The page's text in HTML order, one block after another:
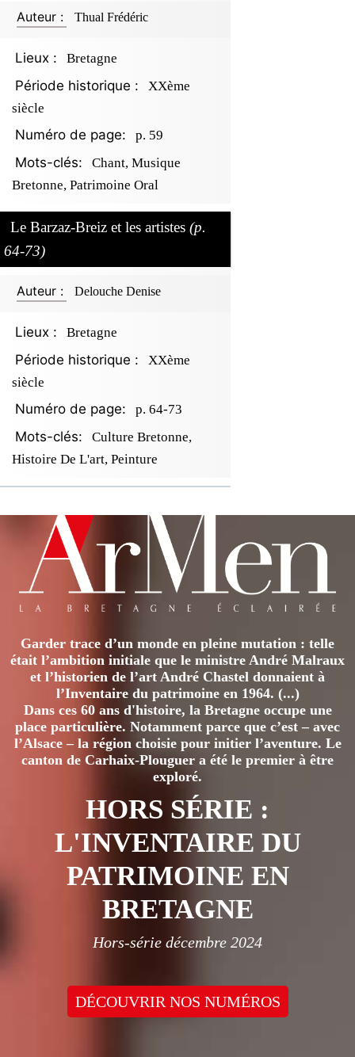
Auteur : Thual Frédéric
Lieux : Bretagne
Période historique :
XXème
siècle
Numéro de page: p. 59
Mots-clés:
Chant, Musique
Bretonne, Patrimoine Oral
Le Barzaz-Breiz et les artistes (p.
64-73)
Auteur : Delouche Denise
Lieux : Bretagne
Période historique :
XXème
siècle
Numéro de page: p. 64-73
Mots-clés:
Culture Bretonne,
Histoire De L'art, Peinture
Garder trace d’un monde en pleine mutation : telle
était l’ambition initiale que le ministre André Malraux
et l’historien de l’art André Chastel donnaient à
l’Inventaire du patrimoine en 1964. (...)
Dans ces 60 ans d'histoire, la Bretagne occupe une
place particulière. Notamment parce que c’est – avec
l’Alsace – la région choisie pour initier l’aventure. Le
canton de Carhaix-Plouguer a été le premier à être
exploré.
HORS SÉRIE :
L'INVENTAIRE DU
PATRIMOINE EN
BRETAGNE
Hors-série décembre 2024
DÉCOUVRIR NOS NUMÉROS